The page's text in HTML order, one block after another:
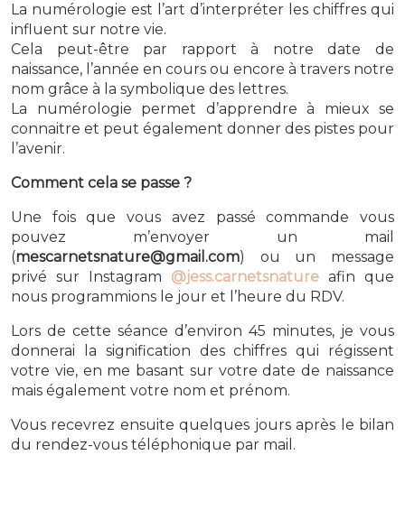
La numérologie est l’art d’interpréter les chiffres qui
influent sur notre vie.
Cela peut-être par rapport à notre date de
naissance, l’année en cours ou encore à travers notre
nom grâce à la symbolique des lettres.
La numérologie permet d’apprendre à mieux se
connaitre et peut également donner des pistes pour
l’avenir.
Comment cela se passe ?
Une fois que vous avez passé commande vous
pouvez m’envoyer un mail
(mescarnetsnature@gmail.com) ou un message
privé sur Instagram @jess.carnetsnature afin que
nous programmions le jour et l’heure du RDV.
Lors de cette séance d’environ 45 minutes, je vous
donnerai la signification des chiffres qui régissent
votre vie, en me basant sur votre date de naissance
mais également votre nom et prénom.
Vous recevrez ensuite quelques jours après le bilan
du rendez-vous téléphonique par mail.